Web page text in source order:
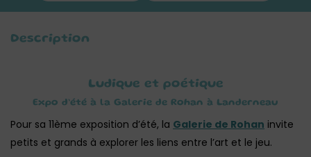
Description
Ludique et poétique
Expo d’été à la Galerie de Rohan à Landerneau
Pour sa 11ème exposition d’été, la Galerie de Rohan invite
petits et grands à explorer les liens entre l’art et le jeu.